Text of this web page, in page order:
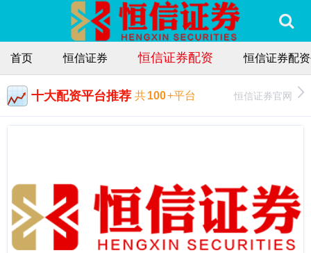
首页 恒信证券 恒信证券配资 恒信证券配
十大配资平台推荐 共100+平台 恒信证券官网